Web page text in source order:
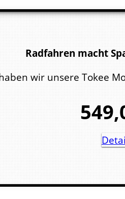
Radfahren macht
wir unsere Tokee
549,